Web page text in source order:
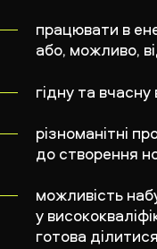
працювати в
або, можливо,
гідну та
різноманітні
до створення
можливість
у
готова